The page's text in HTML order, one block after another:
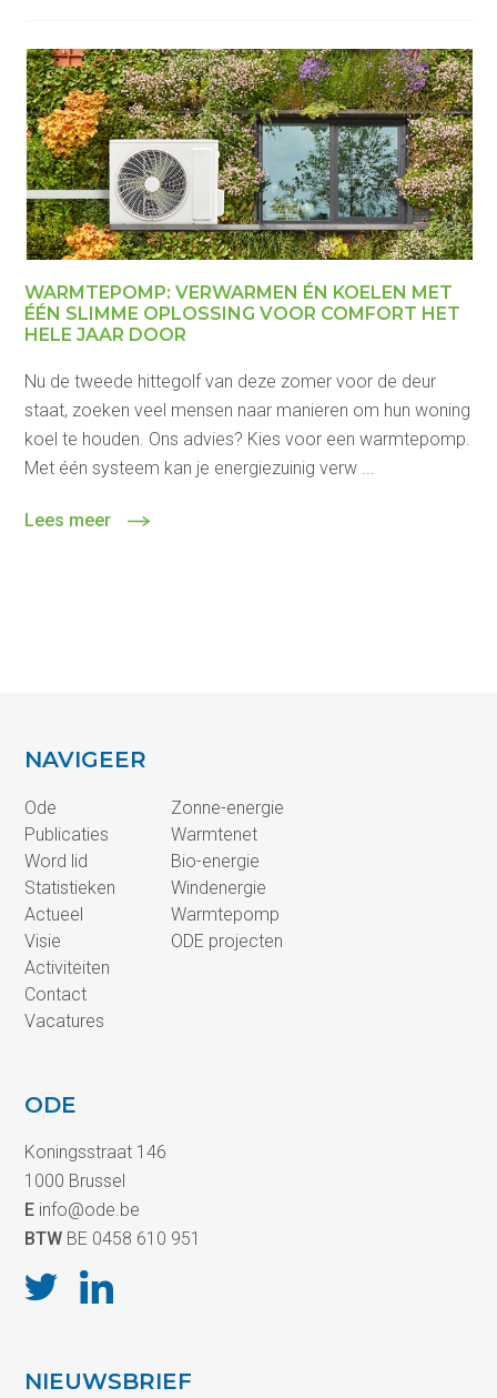
WARMTEPOMP: VERWARMEN ÉN KOELEN MET
ÉÉN SLIMME OPLOSSING VOOR COMFORT HET
HELE JAAR DOOR
Nu de tweede hittegolf van deze zomer voor de deur
staat, zoeken veel mensen naar manieren om hun woning
koel te houden. Ons advies? Kies voor een warmtepomp.
Met één systeem kan je energiezuinig verw ...
Lees meer
NAVIGEER
Ode
Publicaties
Word lid
Statistieken
Actueel
Visie
Activiteiten
Contact
Vacatures
Zonne-energie
Warmtenet
Bio-energie
Windenergie
Warmtepomp
ODE projecten
ODE
Koningsstraat 146
1000 Brussel
E info@ode.be
BTW BE 0458 610 951
NIEUWSBRIEF